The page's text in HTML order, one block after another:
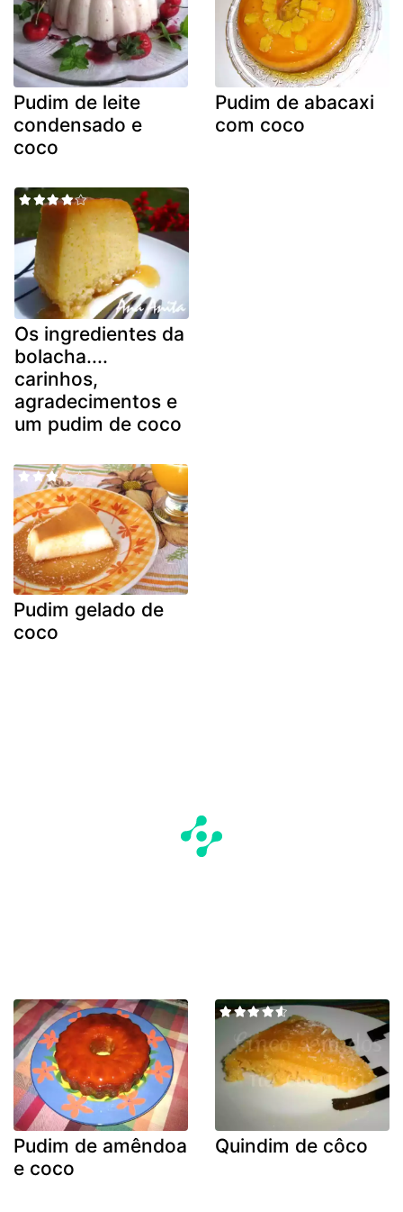
Pudim de leite
condensado e
coco
Pudim de abacaxi
com coco
Os ingredientes da
bolacha....
carinhos,
agradecimentos e
um pudim de coco
Pudim gelado de
coco
Pudim de amêndoa
e coco
Quindim de côco